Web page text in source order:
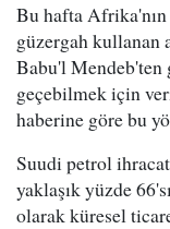
Bu hafta
güzergah kullanan
Babu'l Mendeb'ten
geçebilmek için
haberine göre bu
Suudi petrol
yaklaşık yüzde
olarak küresel